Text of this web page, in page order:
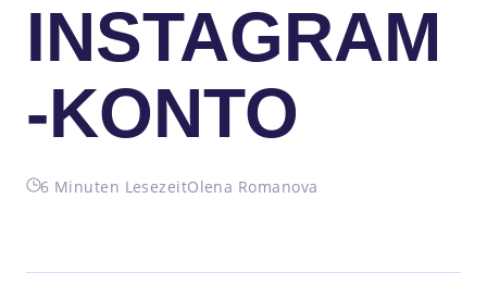
INSTAGRAM
-KONTO
6 Minuten LesezeitOlena Romanova